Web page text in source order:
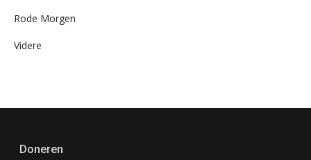
Rode Morgen
Videre
Doneren